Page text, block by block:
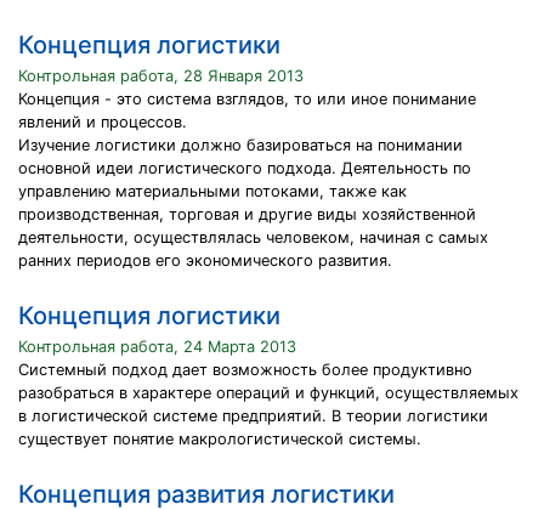
Концепция логистики
Контрольная работа, 28 Января 2013
Концепция - это система взглядов, то или иное понимание
явлений и процессов.
Изучение логистики должно базироваться на понимании
основной идеи логистического подхода. Деятельность по
управлению материальными потоками, также как
производственная, торговая и другие виды хозяйственной
деятельности, осуществлялась человеком, начиная с самых
ранних периодов его экономического развития.
Концепция логистики
Контрольная работа, 24 Марта 2013
Системный подход дает возможность более продуктивно
разобраться в характере операций и функций, осуществляемых
в логистической системе предприятий. В теории логистики
существует понятие макрологистической системы.
Концепция развития логистики